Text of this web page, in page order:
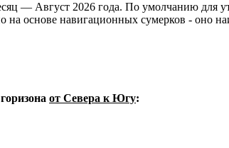
— Август 2026 года. По умолчанию для
основе навигационных сумерков - оно
от Севера к Югу: